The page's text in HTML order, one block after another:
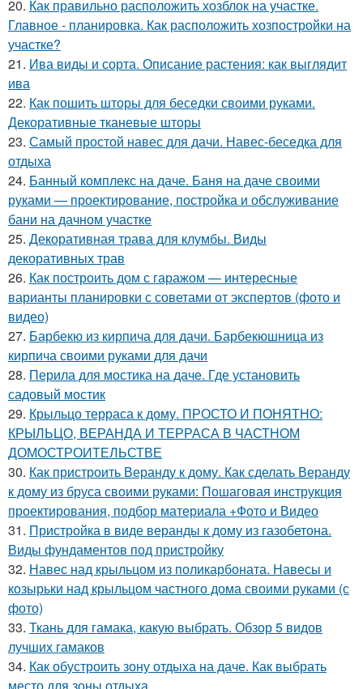
20. Как правильно расположить хозблок на участке.
Главное - планировка. Как расположить хозпостройки на
участке?
21. Ива виды и сорта. Описание растения: как выглядит
ива
22. Как пошить шторы для беседки своими руками.
Декоративные тканевые шторы
23. Самый простой навес для дачи. Навес-беседка для
отдыха
24. Банный комплекс на даче. Баня на даче своими
руками — проектирование, постройка и обслуживание
бани на дачном участке
25. Декоративная трава для клумбы. Виды
декоративных трав
26. Как построить дом с гаражом — интересные
варианты планировки с советами от экспертов (фото и
видео)
27. Барбекю из кирпича для дачи. Барбекюшница из
кирпича своими руками для дачи
28. Перила для мостика на даче. Где установить
садовый мостик
29. Крыльцо терраса к дому. ПРОСТО И ПОНЯТНО:
КРЫЛЬЦО, ВЕРАНДА И ТЕРРАСА В ЧАСТНОМ
ДОМОСТРОИТЕЛЬСТВЕ
30. Как пристроить Веранду к дому. Как сделать Веранду
к дому из бруса своими руками: Пошаговая инструкция
проектирования, подбор материала +Фото и Видео
31. Пристройка в виде веранды к дому из газобетона.
Виды фундаментов под пристройку
32. Навес над крыльцом из поликарбоната. Навесы и
козырьки над крыльцом частного дома своими руками (с
фото)
33. Ткань для гамака, какую выбрать. Обзор 5 видов
лучших гамаков
34. Как обустроить зону отдыха на даче. Как выбрать
место для зоны отдыха